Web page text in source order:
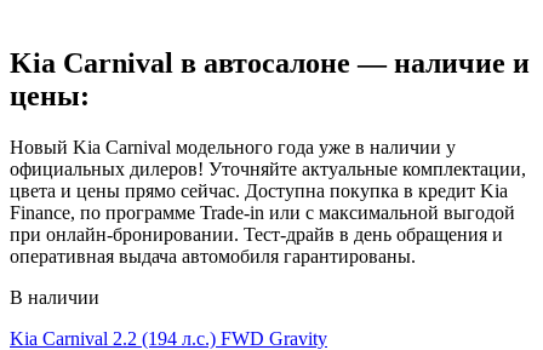
Kia Carnival в автосалоне — наличие и
цены:
Новый Kia Carnival модельного года уже в наличии у
официальных дилеров! Уточняйте актуальные комплектации,
цвета и цены прямо сейчас. Доступна покупка в кредит Kia
Finance, по программе Trade-in или с максимальной выгодой
при онлайн-бронировании. Тест-драйв в день обращения и
оперативная выдача автомобиля гарантированы.
В наличии
Kia Carnival 2.2 (194 л.с.) FWD Gravity